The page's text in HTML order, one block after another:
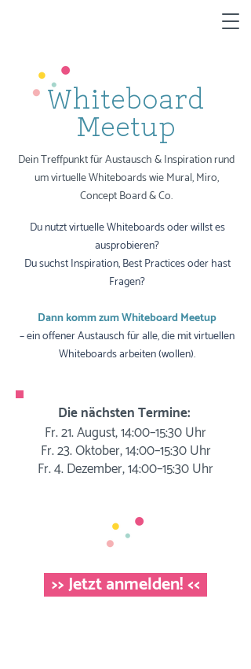
Whiteboard
Meetup
Dein Treffpunkt für Austausch & Inspirationrund
umvirtuelle Whiteboards wie Mural, Miro,
Concept Board & Co.
Du nutzt virtuelle Whiteboards oder willst es
ausprobieren?
Du suchst Inspiration, Best Practices oder hast
Fragen?
Dann komm zum Whiteboard Meetup
– ein offener Austauschfüralle, die mit virtuellen
Whiteboards arbeiten (wollen).
Die nächsten Termine:
Fr. 21. August, 14:00–15:30 Uhr
Fr. 23. Oktober, 14:00–15:30 Uhr
Fr. 4. Dezember, 14:00–15:30 Uhr
>> Jetzt anmelden! <<